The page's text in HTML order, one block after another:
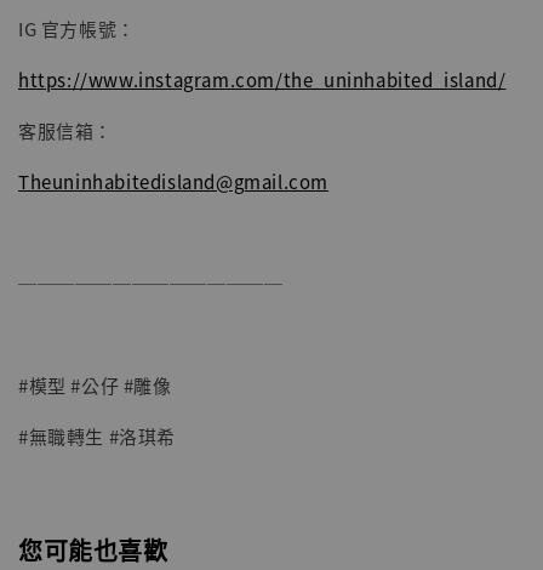
IG 官方帳號：
https://www.instagram.com/the_uninhabited_island/
客服信箱：
Theuninhabitedisland@gmail.com
──────────────
#模型 #公仔 #雕像
#無職轉生 #洛琪希
您可能也喜歡